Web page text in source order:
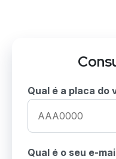
Qual é a placa do
Qual é o seu e-